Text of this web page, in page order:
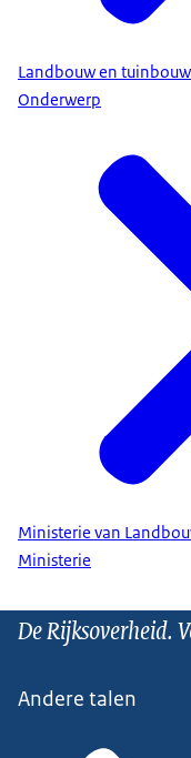
Landbouw en tuinbouw
Onderwerp
Ministerie van
Ministerie
De Rijksoverheid.
Andere talen